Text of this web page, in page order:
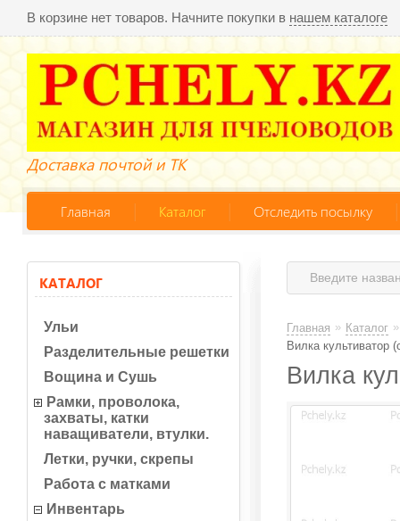
В корзине нет товаров. Начните покупки в нашем каталоге
Доставка почтой и ТК
Главная Каталог Отследить посылку
КАТАЛОГ
Ульи
Разделительные решетки
Вощина и Сушь
Рамки, проволока,
захваты, катки
наващиватели, втулки.
Летки, ручки, скрепы
Работа с матками
Инвентарь
Главная » Каталог »
Вилка культиватор
Вилка